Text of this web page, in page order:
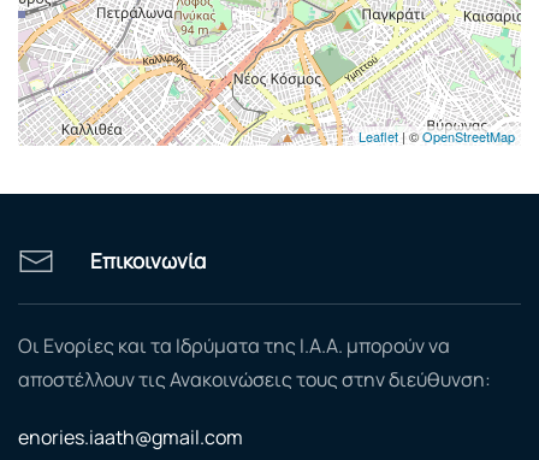
Leaflet | ©OpenStreetMap
Επικοινωνία
Οι Ενορίες και τα Ιδρύματα της Ι.Α.Α. μπορούν να
αποστέλλουν τις Ανακοινώσεις τους στην διεύθυνση:
enories.iaath@gmail.com